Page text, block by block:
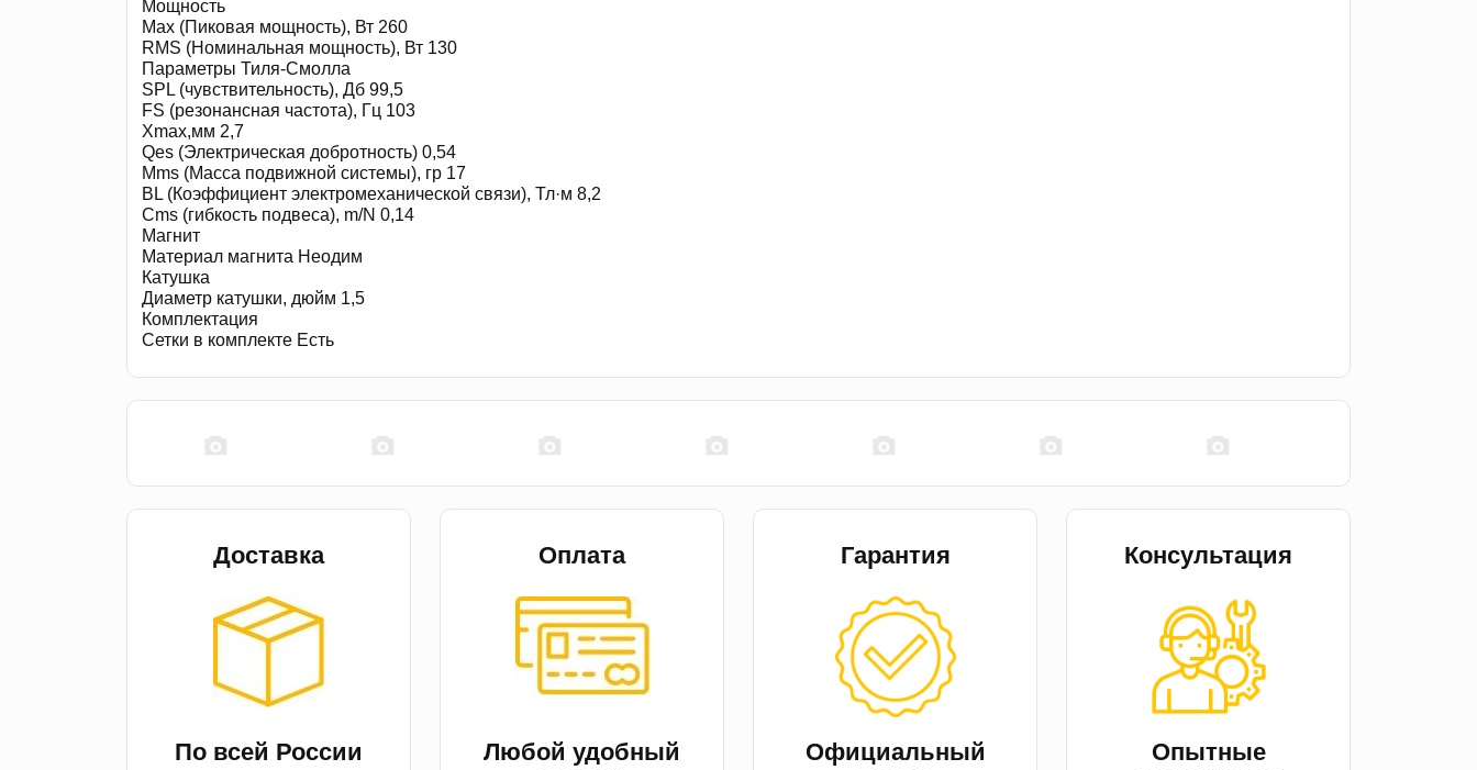
Мощность
Max (Пиковая мощность), Вт 260
RMS (Номинальная мощность), Вт 130
Параметры Тиля-Смолла
SPL (чувствительность), Дб 99,5
FS (резонансная частота), Гц 103
Xmax,мм 2,7
Qes (Электрическая добротность) 0,54
Mms (Масса подвижной системы), гр 17
BL (Коэффициент электромеханической связи), Тл·м 8,2
Cms (гибкость подвеса), m/N 0,14
Магнит
Материал магнита Неодим
Катушка
Диаметр катушки, дюйм 1,5
Комплектация
Сетки в комплекте Есть
Доставка
По всей России
Оплата
Любой удобный
Гарантия
Официальный
Консультация
Опытные